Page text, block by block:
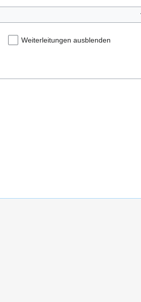
Weiterleitungen ausblenden